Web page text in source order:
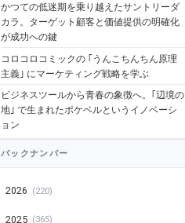
かつての低迷期を乗り越えたサントリーダ
カラ。ターゲット顧客と価値提供の明確化
が成功への鍵
コロコロコミックの ｢うんこちんちん原理
主義｣ にマーケティング戦略を学ぶ
ビジネスツールから青春の象徴へ。｢辺境の
地｣ で生まれたポケベルというイノベーシ
ョン
バックナンバー
2026 (220)
2025 (365)